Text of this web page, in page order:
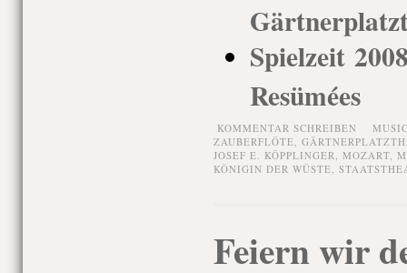
Spielzeit
Resümées
KOMMENTAR SCHREIBEN
ZAUBERFLÖTE,
JOSEF E. KÖPPLINGER, MOZART,
KÖNIGIN DER WÜSTE,
Feiern wir